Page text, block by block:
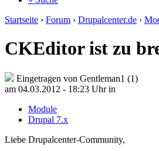
Startseite › Forum › Drupalcenter.de ›
CKEditor ist zu
Eingetragen von Gentleman1 (1)
am 04.03.2012 - 18:23 Uhrin
Module
Drupal 7.x
Liebe Drupalcenter-Community,